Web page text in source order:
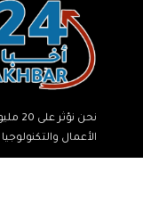
نحن
الأعمال